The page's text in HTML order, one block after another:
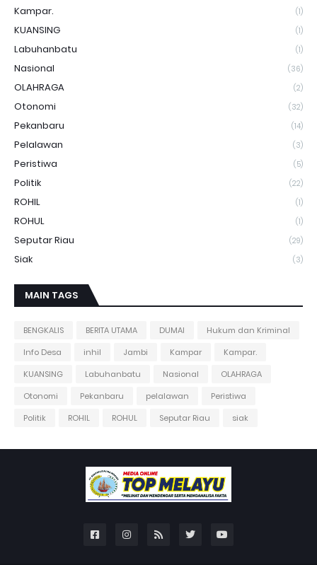
Kampar. (1)
KUANSING (1)
Labuhanbatu (1)
Nasional (36)
OLAHRAGA (2)
Otonomi (32)
Pekanbaru (14)
Pelalawan (3)
Peristiwa (5)
Politik (22)
ROHIL (1)
ROHUL (1)
Seputar Riau (29)
Siak (3)
MAIN TAGS
BENGKALIS BERITA UTAMA DUMAI
Hukum dan Kriminal
Info Desa
inhil Jambi Kampar
Kampar.
KUANSING
Labuhanbatu Nasional
OLAHRAGA
Otonomi
Pekanbaru pelalawan
Peristiwa
Politik
ROHIL ROHUL Seputar Riau siak